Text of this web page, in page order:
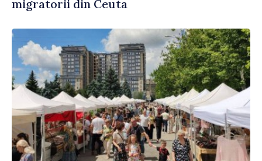
migratorii din Ceuta